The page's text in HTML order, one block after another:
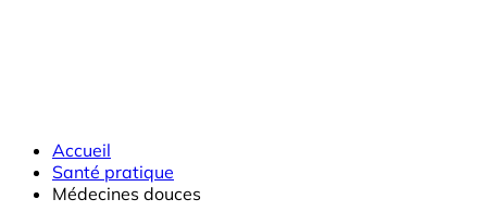
Accueil
Santé pratique
Médecines douces